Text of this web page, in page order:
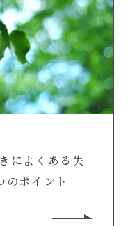
によくある失
のポイント